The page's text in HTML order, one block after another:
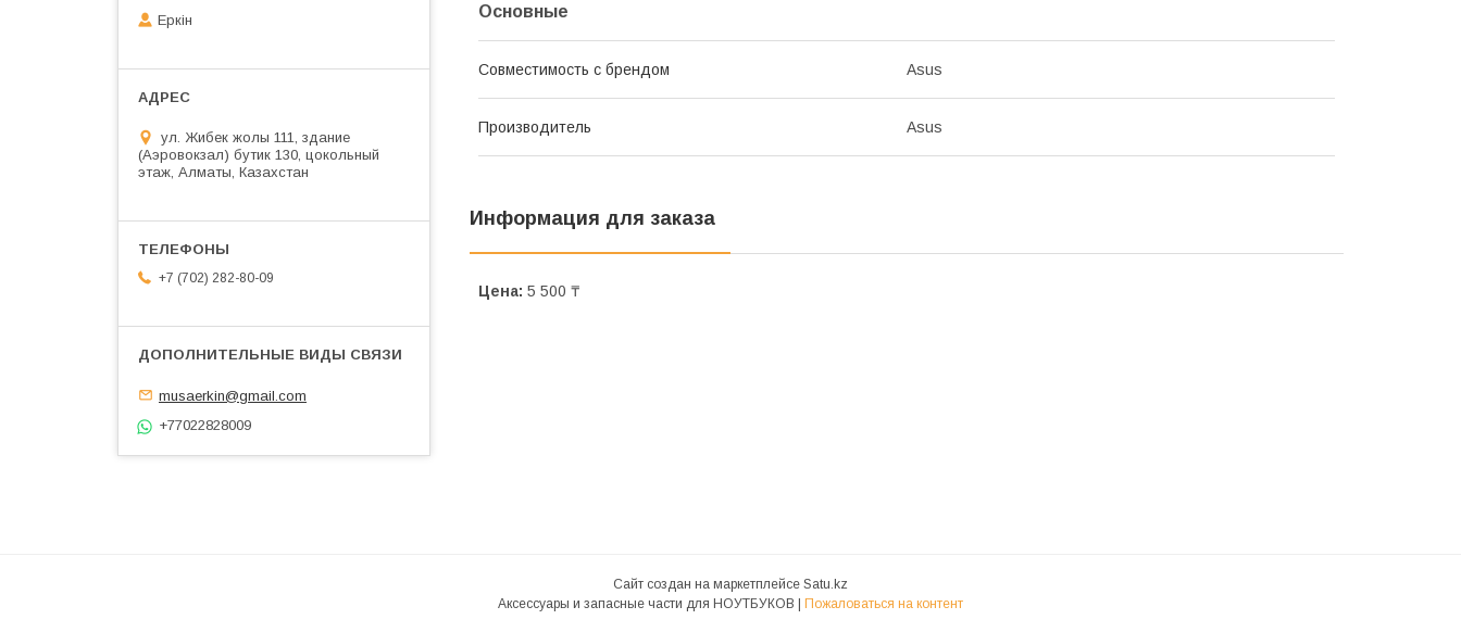
Основные
Совместимость с брендом Asus
Производитель Asus
Информация для заказа
Цена: 5 500 ₸
Еркін
ул. Жибек жолы 111, здание
(Аэровокзал) бутик 130, цокольный
этаж, Алматы, Казахстан
+7 (702) 282-80-09
musaerkin@gmail.com
+77022828009
Сайт создан на маркетплейсе Satu.kz
Аксессуары и запасные части для НОУТБУКОВ | Пожаловаться на контент